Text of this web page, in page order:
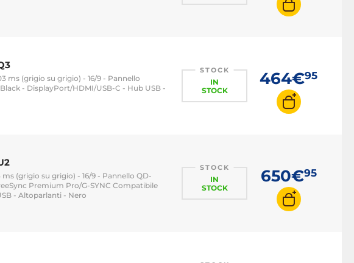
ms (grigio su grigio) - 16/9 - Pannello
- DisplayPort/HDMI/USB-C - Hub USB -
STOCK
IN
STOCK
464€95
(grigio su grigio) - 16/9 - Pannello QD-
Premium Pro/G-SYNC Compatibile
- Altoparlanti - Nero
STOCK
IN
STOCK
650€95